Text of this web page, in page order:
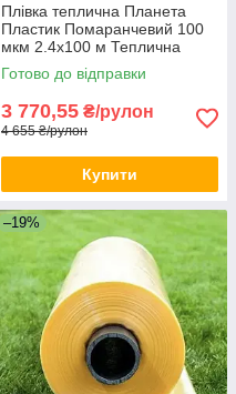
Плівка теплична Планета
Пластик Помаранчевий 100
мкм 2.4х100 м Теплична
плівка для помідорів
Готово до відправки
3 770,55 ₴/рулон
4 655 ₴/рулон
Купити
–19%